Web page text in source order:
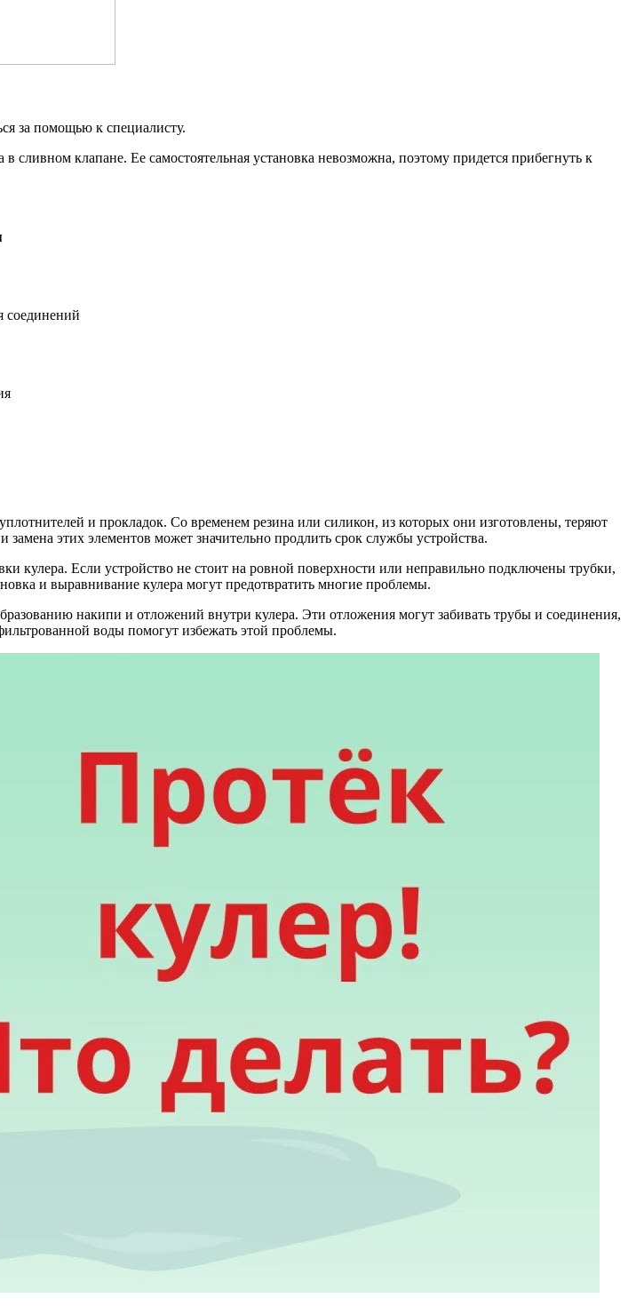
за помощью к специалисту.
сливном клапане. Ее самостоятельная установка невозможна, поэтому придется прибегнуть к
соединений
и прокладок. Со временем резина или силикон, из которых они изготовлены, теряют
замена этих элементов может значительно продлить срок службы устройства.
кулера. Если устройство не стоит на ровной поверхности или неправильно подключены трубки,
и выравнивание кулера могут предотвратить многие проблемы.
накипи и отложений внутри кулера. Эти отложения могут забивать трубы и соединения,
воды помогут избежать этой проблемы.